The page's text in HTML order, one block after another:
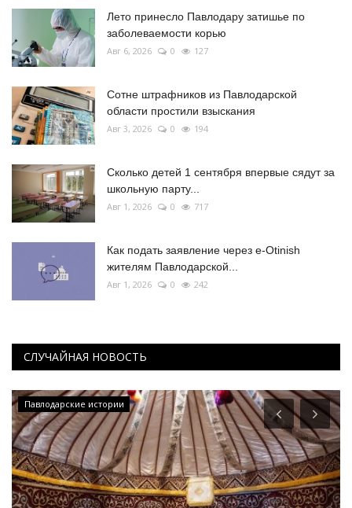
Лето принесло Павлодару затишье по
заболеваемости корью
Авг 6, 2026 0 127
Сотне штрафников из Павлодарской
области простили взыскания
Авг 3, 2026 0 194
Сколько детей 1 сентября впервые сядут за
школьную парту...
Авг 1, 2026 0 717
Как подать заявление через e-Otinish
жителям Павлодарской...
Авг 1, 2026 0 242
СЛУЧАЙНАЯ НОВОСТЬ
Павлодарские истории